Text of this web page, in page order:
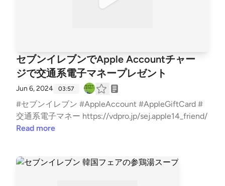
セブンイレブンでApple Accountチャー
ジで交通系電子マネープレゼント
Jun 6, 2024 03:57
#セブンイレブン #AppleAccount #AppleGiftCard #
交通系電子マネー https://vdpro.jp/sej.apple14_friend/
Read more